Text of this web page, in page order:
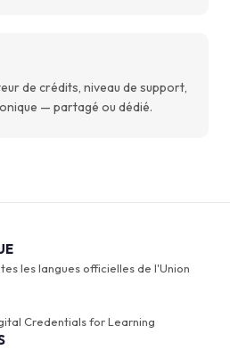
de crédits, niveau de support,
— partagé ou dédié.
les langues officielles de l'Union
Credentials for Learning